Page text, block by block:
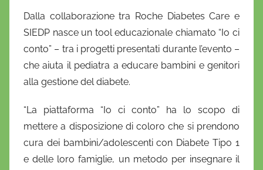
D
'
O
n
r
o
Dalla collaborazione tra Roche Diabetes Care e
SIEDP nasce un tool educazionale chiamato “Io ci
conto” – tra i progetti presentati durante l’evento –
che aiuta il pediatra a educare bambini e genitori
alla gestione del diabete.
“La piattaforma “Io ci conto” ha lo scopo di
mettere a disposizione di coloro che si prendono
cura dei bambini/adolescenti con Diabete Tipo 1
e delle loro famiglie, un metodo per insegnare il